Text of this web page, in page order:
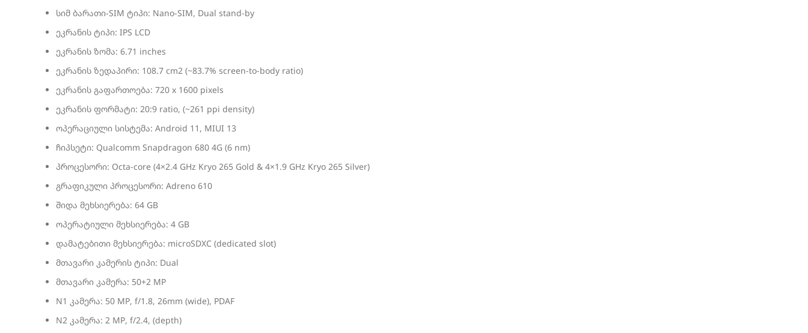
სიმ ბარათი-SIM ტიპი: Nano-SIM, Dual stand-by
ეკრანის ტიპი: IPS LCD
ეკრანის ზომა: 6.71 inches
ეკრანის ზედაპირი: 108.7 cm2 (~83.7% screen-to-body ratio)
ეკრანის გაფართოება: 720 x 1600 pixels
ეკრანის ფორმატი: 20:9 ratio, (~261 ppi density)
ოპერაციული სისტემა: Android 11, MIUI 13
ჩიპსეტი: Qualcomm Snapdragon 680 4G (6 nm)
პროცესორი: Octa-core (4×2.4 GHz Kryo 265 Gold & 4×1.9 GHz Kryo 265 Silver)
გრაფიკული პროცესორი: Adreno 610
შიდა მეხსიერება: 64 GB
ოპერატიული მეხსიერება: 4 GB
დამატებითი მეხსიერება: microSDXC (dedicated slot)
მთავარი კამერის ტიპი: Dual
მთავარი კამერა: 50+2 MP
N1 კამერა: 50 MP, f/1.8, 26mm (wide), PDAF
N2 კამერა: 2 MP, f/2.4, (depth)